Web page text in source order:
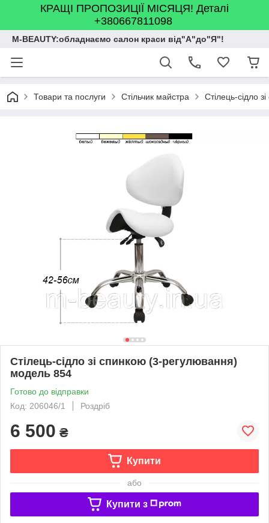
КРАЩІ ПРОПОЗИЦІЇ МІСЯЦЯ! Деталі
+380667811098
M-BEAUTY:обладнаємо салон краси від"А"до"Я"!
Товари та послуги Стільчик майстра Стілець-сідло
Стілець-сідло зі спинкою (3-регулювання)
модель 854
Готово до відправки
Код: 206046/1
Роздріб
6 500 ₴
Купити
або
Купити з